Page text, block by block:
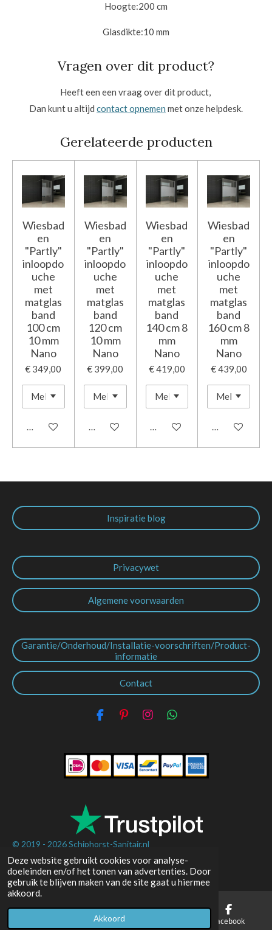
Deze website gebruikt cookies voor analyse-
doeleinden en/of het tonen van advertenties. Door
gebruik te blijven maken van de site gaat u hiermee
akkoord.
Akkoord
Hoogte:200 cm
Glasdikte:10 mm
Vragen over dit product?
Heeft een een vraag over dit product,
Dan kunt u altijd contact opnemen met onze helpdesk.
Gerelateerde producten
Wiesbad
en
"Partly"
inloopdo
uche
met
matglas
band
100 cm
10 mm
Nano
€ 349,00
In winkelwagen
Wiesbad
en
"Partly"
inloopdo
uche
met
matglas
band
120 cm
10 mm
Nano
€ 399,00
In winkelwagen
Wiesbad
en
"Partly"
inloopdo
uche
met
matglas
band
140 cm 8
mm
Nano
€ 419,00
In winkelwagen
Wiesbad
en
"Partly"
inloopdo
uche
met
matglas
band
160 cm 8
mm
Nano
€ 439,00
In
Inspiratie blog
Privacywet
Algemene voorwaarden
Garantie/Onderhoud/Installatie-voorschriften/Product-
informatie
Contact
F
e
b
o
P
t
e
r
I
t
a
g
W
t
s
A
© 2019 - 2026Schiphorst-Sanitair.nl
Powered byJouwWeb
Telefoonnummer Facebook